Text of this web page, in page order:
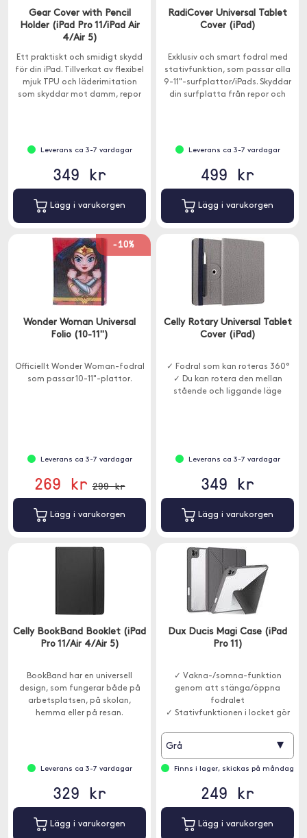
Gear Cover with Pencil
Holder (iPad Pro 11/iPad Air
4/Air 5)
Ett praktiskt och smidigt skydd
för din iPad. Tillverkat av flexibel
mjuk TPU och läderimitation
som skyddar mot damm, repor
Leverans ca 3-7 vardagar
349 kr
Lägg i varukorgen
RadiCover Universal Tablet
Cover (iPad)
Exklusiv och smart fodral med
stativfunktion, som passar alla
9-11"-surfplattor/iPads. Skyddar
din surfplatta från repor och
Leverans ca 3-7 vardagar
499 kr
Lägg i varukorgen
-10%
Wonder Woman Universal
Folio (10-11")
Officiellt Wonder Woman-fodral
som passar 10-11"-plattor.
Leverans ca 3-7 vardagar
269 kr 299 kr
Lägg i varukorgen
Celly Rotary Universal Tablet
Cover (iPad)
✓ Fodral som kan roteras 360°
✓ Du kan rotera den mellan
stående och liggande läge
Leverans ca 3-7 vardagar
349 kr
Lägg i varukorgen
Celly BookBand Booklet (iPad
Pro 11/Air 4/Air 5)
BookBand har en universell
design, som fungerar både på
arbetsplatsen, på skolan,
hemma eller på resan.
Leverans ca 3-7 vardagar
329 kr
Lägg i varukorgen
Dux Ducis Magi Case (iPad
Pro 11)
✓ Vakna-/somna-funktion
genom att stänga/öppna
fodralet
✓ Stativfunktionen i locket gör
Grå ▾
Finns i lager, skickas på måndag
249 kr
Lägg i varukorgen